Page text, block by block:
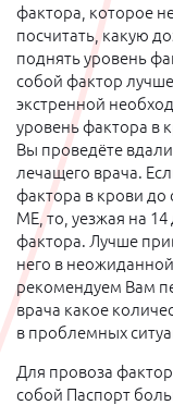
фактора, которое
посчитать, какую
поднять уровень
собой фактор лучше
экстренной
уровень фактора в
Вы проведёте
лечащего врача.
фактора в крови до
МЕ, то, уезжая на
фактора. Лучше
него в
рекомендуем Вам
врача какое
в проблемных
Для провоза
собой Паспорт